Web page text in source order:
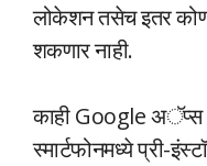
लोकेशन तसेच इतर
शकणार नाही.
काही Google
स्मार्टफोनमध्ये प्री-